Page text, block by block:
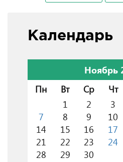
Календарь
Ноябрь
Пн
Вт Ср Чт
1
2 3
7
8 9 10
14
15 16 17
21
22 23 24
28
29 30